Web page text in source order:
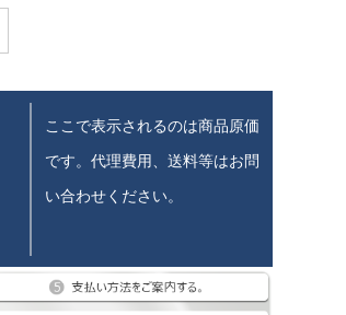
ここで表示されるのは商品原価
です。代理費用、送料等はお問
い合わせください。